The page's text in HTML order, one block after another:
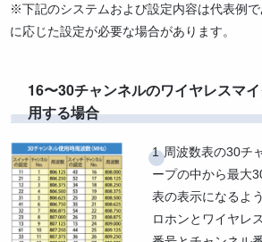
※下記のシステムおよび設定内容は代表例
に応じた設定が必要な場合があります。
16〜30チャンネルのワイヤレスマ
用する場合
周波数表の30チ
ープの中から最大
表の表示になるよ
ロホンとワイヤレ